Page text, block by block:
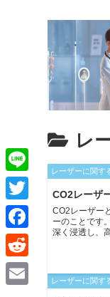
レ
レーザーに関す
CO2レーザ
CO2レーザー
ーのことです
深く浸透し、
に吸収され、
させたりしま
や、傷跡が目
レーザーに関す
L
i
n
e
T
w
i
t
F
a
c
R